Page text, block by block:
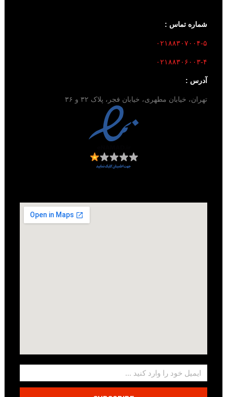
شماره تماس :
۰۲۱۸۸۳۰۷۰۰۴-۵
۰۲۱۸۸۳۰۶۰۰۳-۴
آدرس :
تهران، خیابان مطهری، خیابان فجر، پلاک ۳۲ و ۳۶